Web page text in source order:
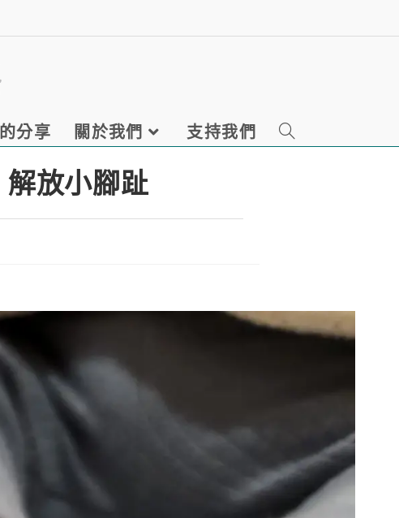
分享 關於我們 支持我們
放小腳趾